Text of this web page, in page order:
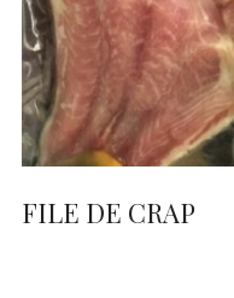
FILE DE CRAP